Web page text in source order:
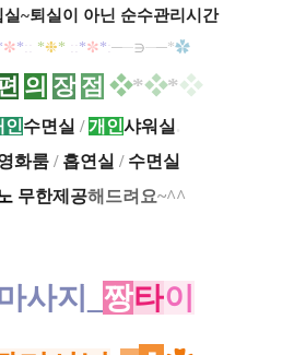
~퇴실이 아닌 순수관리시간
✼*:: *❉* :: *✼*:──∋──*✿
의 장 점 ❖*❖*❖
인수면실 /개인샤워실
화룸 / 흡연실 /수면실
무한제공해드려요~^^
사지_ 짱타이